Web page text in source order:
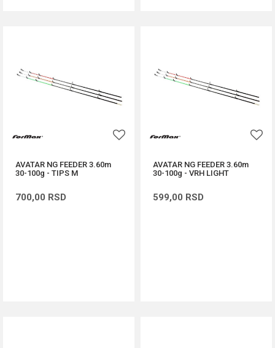
AVATAR NG FEEDER 3.60m
30-100g - TIPS M
700,00 RSD
AVATAR NG FEEDER 3.60m
30-100g - VRH LIGHT
599,00 RSD